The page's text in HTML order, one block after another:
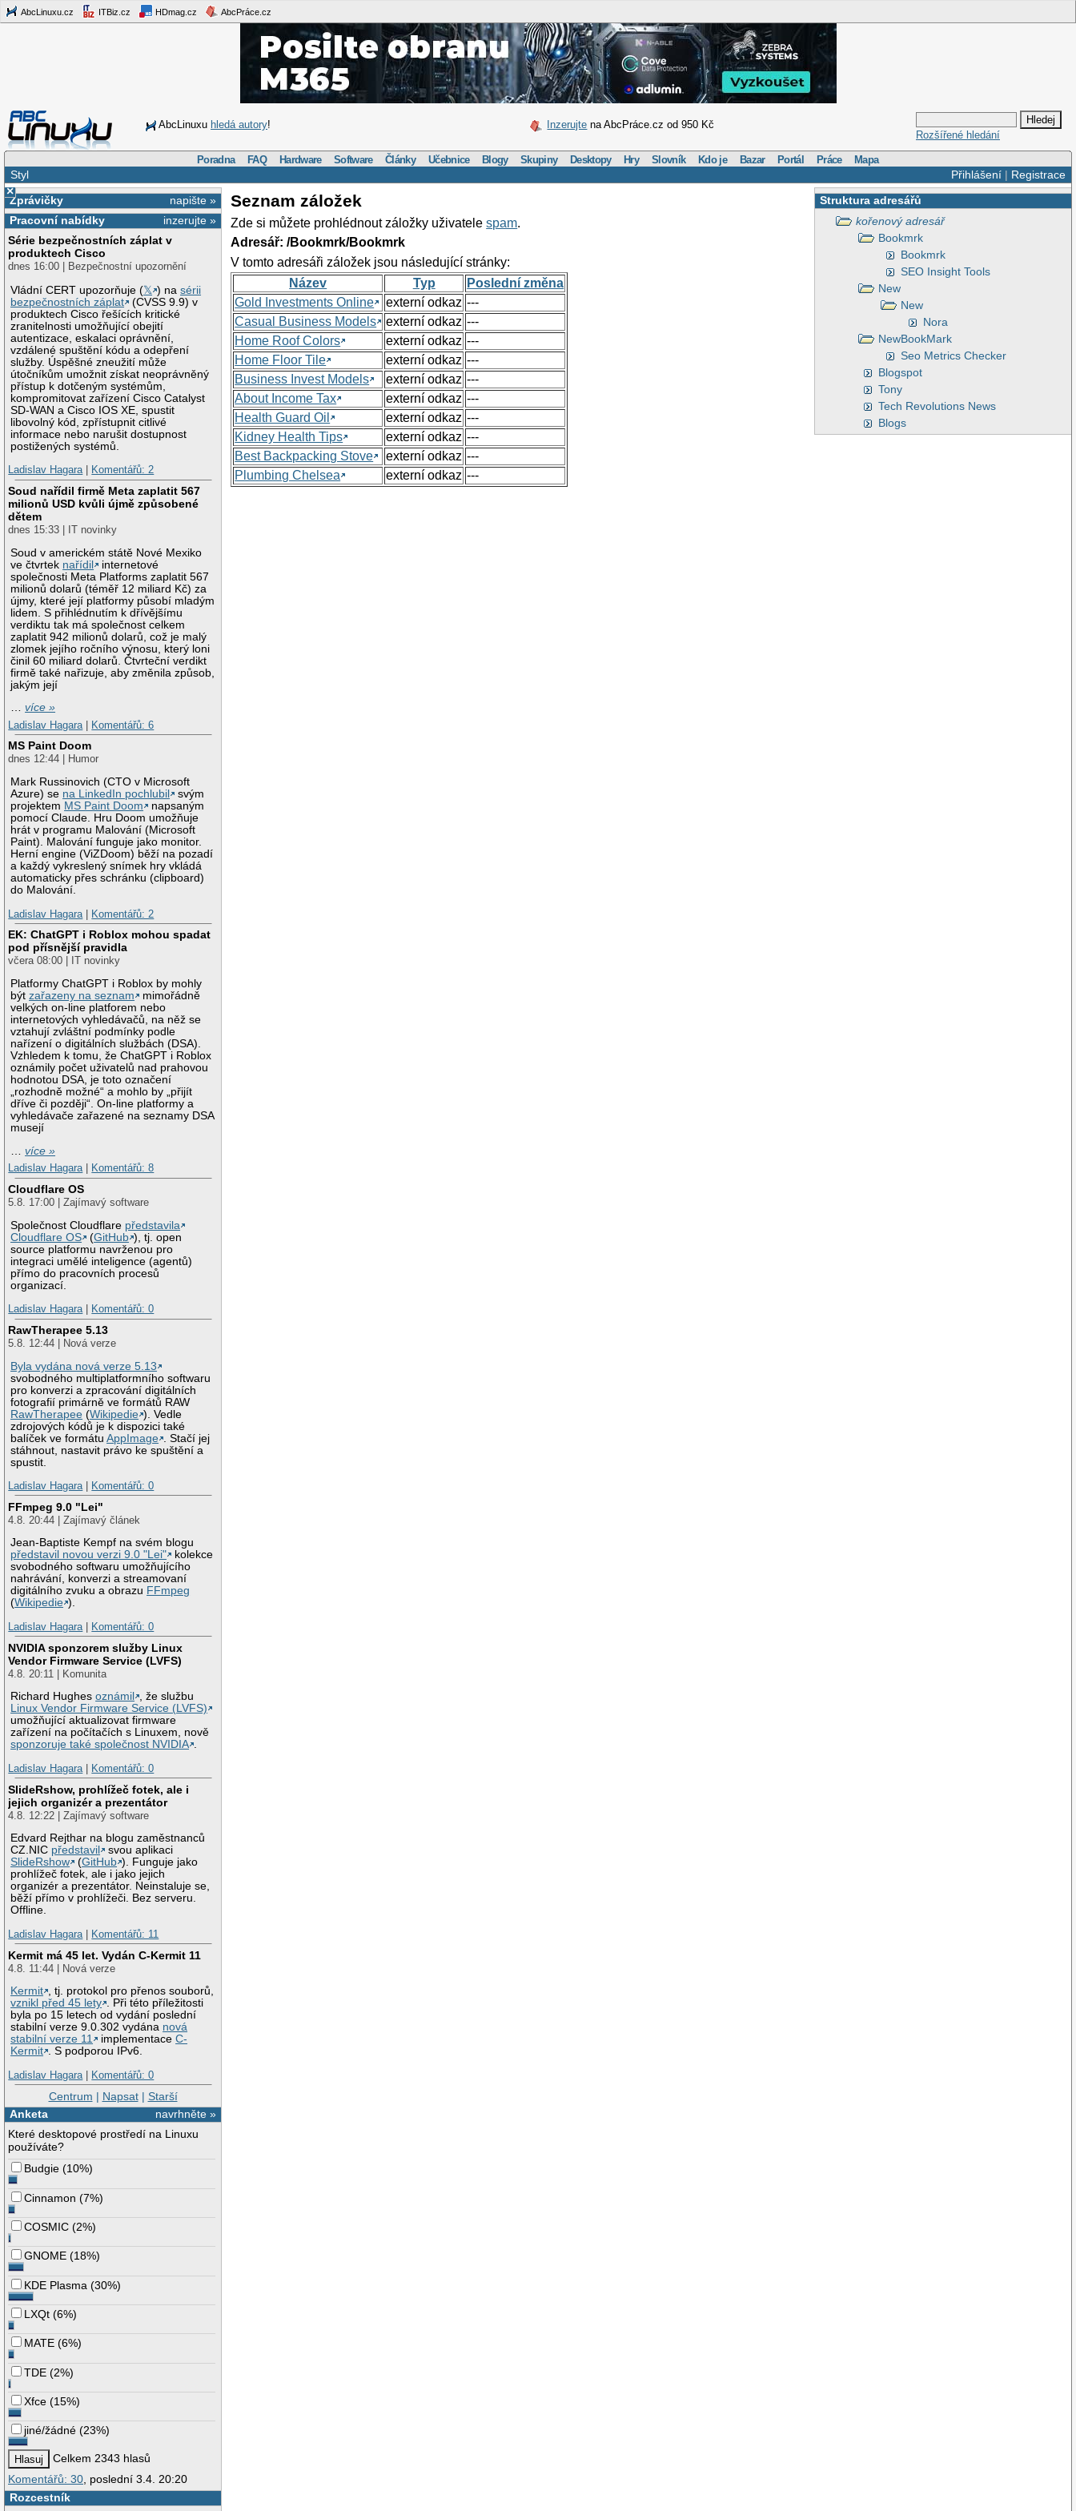
AbcLinuxu.cz ITBiz.cz HDmag.cz AbcPráce.cz
AbcLinuxu hledá autory! Inzerujte na AbcPráce.cz od 950 Kč
Rozšířené hledání
Poradna FAQ Hardware Software Články Učebnice Blogy Skupiny Desktopy Hry Slovník Kdo je Bazar Portál Práce Mapa
Přihlášení| Registrace
Styl
×
napište »
Zprávičky
inzerujte »
Pracovní nabídky
Série bezpečnostních záplat v
produktech Cisco
dnes 16:00 | Bezpečnostní upozornění
Vládní CERT upozorňuje (𝕏 ) nasérii
bezpečnostních záplat
(CVSS 9.9) v
produktech Cisco řešících kritické
zranitelnosti umožňující obejití
autentizace, eskalaci oprávnění,
vzdálené spuštění kódu a odepření
služby. Úspěšné zneužití může
útočníkům umožnit získat neoprávněný
přístup k dotčeným systémům,
kompromitovat zařízení Cisco Catalyst
SD-WAN a Cisco IOS XE, spustit
libovolný kód, zpřístupnit citlivé
informace nebo narušit dostupnost
postižených systémů.
Ladislav Hagara| Komentářů: 2
Soud nařídil firmě Meta zaplatit 567
milionů USD kvůli újmě způsobené
dětem
dnes 15:33 | IT novinky
Soud v americkém státě Nové Mexiko
ve čtvrtek nařídil
internetové
společnosti Meta Platforms zaplatit 567
milionů dolarů (téměř 12 miliard Kč) za
újmy, které její platformy působí mladým
lidem. S přihlédnutím k dřívějšímu
verdiktu tak má společnost celkem
zaplatit 942 milionů dolarů, což je malý
zlomek jejího ročního výnosu, který loni
činil 60 miliard dolarů. Čtvrteční verdikt
firmě také nařizuje, aby změnila způsob,
jakým její
…více »
Ladislav Hagara
Komentářů: 6
MS Paint Doom
dnes 12:44 | Humor
Mark Russinovich (CTO v Microsoft
Azure) se na LinkedIn pochlubil
svým
projektem MS Paint Doom
napsaným
pomocí Claude. Hru Doom umožňuje
hrát v programu Malování (Microsoft
Paint). Malování funguje jako monitor.
Herní engine (ViZDoom) běží na pozadí
a každý vykreslený snímek hry vkládá
automaticky přes schránku (clipboard)
do Malování.
Ladislav Hagara
Komentářů: 2
EK: ChatGPT i Roblox mohou spadat
pod přísnější pravidla
včera 08:00 | IT novinky
Platformy ChatGPT i Roblox by mohly
býtzařazeny na seznam
mimořádně
velkých on-line platforem nebo
internetových vyhledávačů, na něž se
vztahují zvláštní podmínky podle
nařízení o digitálních službách (DSA).
Vzhledem k tomu, že ChatGPT i Roblox
oznámily počet uživatelů nad prahovou
hodnotou DSA, je toto označení
„rozhodně možné“ a mohlo by „přijít
dříve či později“. On-line platformy a
vyhledávače zařazené na seznamy DSA
musejí
…více »
Ladislav Hagara| Komentářů: 8
Cloudflare OS
5.8. 17:00 | Zajímavý software
Společnost Cloudflare představila
Cloudflare OS
(GitHub ), tj. open
source platformu navrženou pro
integraci umělé inteligence (agentů)
přímo do pracovních procesů
organizací.
Ladislav Hagara| Komentářů: 0
RawTherapee 5.13
5.8. 12:44 | Nová verze
Byla vydána nová verze 5.13
svobodného multiplatformního softwaru
pro konverzi a zpracování digitálních
fotografií primárně ve formátů RAW
RawTherapee (Wikipedie ). Vedle
zdrojových kódů je k dispozici také
balíček ve formátuAppImage
. Stačí jej
stáhnout, nastavit právo ke spuštění a
spustit.
Ladislav Hagara| Komentářů: 0
FFmpeg 9.0 "Lei"
4.8. 20:44 | Zajímavý článek
Jean-Baptiste Kempf na svém blogu
představil novou verzi 9.0 "Lei"
kolekce
svobodného softwaru umožňujícího
nahrávání, konverzi a streamovaní
digitálního zvuku a obrazu FFmpeg
(Wikipedie ).
Ladislav Hagara| Komentářů: 0
NVIDIA sponzorem služby Linux
Vendor Firmware Service (LVFS)
4.8. 20:11 | Komunita
Richard Hughesoznámil
, že službu
Linux Vendor Firmware Service (LVFS)
umožňující aktualizovat firmware
zařízení na počítačích s Linuxem, nově
sponzoruje také společnost NVIDIA .
Ladislav Hagara| Komentářů: 0
SlideRshow, prohlížeč fotek, ale i
jejich organizér a prezentátor
4.8. 12:22 | Zajímavý software
Edvard Rejthar na blogu zaměstnanců
CZ.NIC představil
svou aplikaci
SlideRshow
(GitHub ). Funguje jako
prohlížeč fotek, ale i jako jejich
organizér a prezentátor. Neinstaluje se,
běží přímo v prohlížeči. Bez serveru.
Offline.
Ladislav Hagara| Komentářů: 11
Kermit má 45 let. Vydán C-Kermit 11
4.8. 11:44 | Nová verze
Kermit , tj. protokol pro přenos souborů,
vznikl před 45 lety . Při této příležitosti
byla po 15 letech od vydání poslední
stabilní verze 9.0.302 vydána nová
stabilní verze 11
implementaceC-
Kermit . S podporou IPv6.
Ladislav Hagara| Komentářů: 0
Centrum | Napsat| Starší
navrhněte »
Anketa
Které desktopové prostředí na Linuxu
používáte?
Budgie (10%)
Cinnamon (7%)
COSMIC (2%)
GNOME (18%)
KDE Plasma (30%)
LXQt (6%)
MATE (6%)
TDE (2%)
Xfce (15%)
jiné/žádné (23%)
Celkem 2343 hlasů
Komentářů: 30 , poslední 3.4. 20:20
Rozcestník
Struktura adresářů
kořenový adresář
Bookmrk
Bookmrk
SEO Insight Tools
New
New
Nora
NewBookMark
Seo Metrics Checker
Blogspot
Tony
Tech Revolutions News
Blogs
Seznam záložek
Zde si můžete prohlédnout záložky uživatelespam.
Adresář: /Bookmrk/Bookmrk
V tomto adresáři záložek jsou následující stránky:
Název
Typ
Poslední změna
Gold Investments Online
externí odkaz ---
Casual Business Models
externí odkaz ---
Home Roof Colors
externí odkaz ---
Home Floor Tile
externí odkaz ---
Business Invest Models
externí odkaz ---
About Income Tax
externí odkaz ---
Health Guard Oil
externí odkaz ---
Kidney Health Tips
externí odkaz ---
Best Backpacking Stove
externí odkaz ---
Plumbing Chelsea
externí odkaz ---